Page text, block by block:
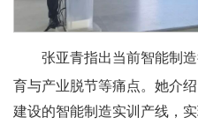
张亚青指出当前智能制
育与产业脱节等痛点。她介绍
建设的智能制造实训产线，